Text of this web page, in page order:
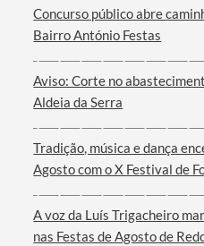
Concurso público abre
Bairro António Festas
Aviso: Corte no
Aldeia da Serra
Tradição, música e dança
Agosto com o X Festival de
A voz da Luís Trigacheiro
nas Festas de Agosto de